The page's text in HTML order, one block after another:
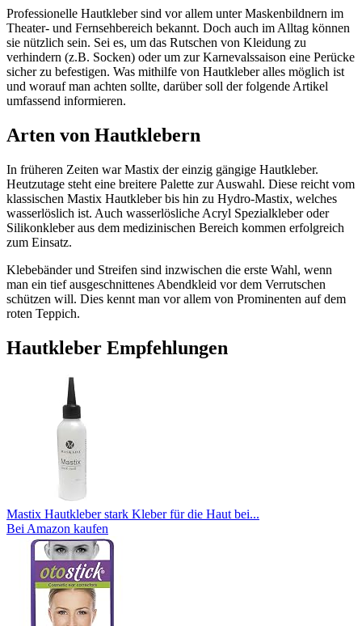
Professionelle Hautkleber sind vor allem unter Maskenbildnern im
Theater- und Fernsehbereich bekannt. Doch auch im Alltag können
sie nützlich sein. Sei es, um das Rutschen von Kleidung zu
verhindern (z.B. Socken) oder um zur Karnevalssaison eine Perücke
sicher zu befestigen. Was mithilfe von Hautkleber alles möglich ist
und worauf man achten sollte, darüber soll der folgende Artikel
umfassend informieren.
Arten von Hautklebern
In früheren Zeiten war Mastix der einzig gängige Hautkleber.
Heutzutage steht eine breitere Palette zur Auswahl. Diese reicht vom
klassischen Mastix Hautkleber bis hin zu Hydro-Mastix, welches
wasserlöslich ist. Auch wasserlösliche Acryl Spezialkleber oder
Silikonkleber aus dem medizinischen Bereich kommen erfolgreich
zum Einsatz.
Klebebänder und Streifen sind inzwischen die erste Wahl, wenn
man ein tief ausgeschnittenes Abendkleid vor dem Verrutschen
schützen will. Dies kennt man vor allem von Prominenten auf dem
roten Teppich.
Hautkleber Empfehlungen
Mastix Hautkleber stark Kleber für die Haut bei...
Bei Amazon kaufen